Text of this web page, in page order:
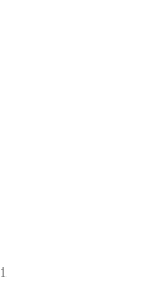
1